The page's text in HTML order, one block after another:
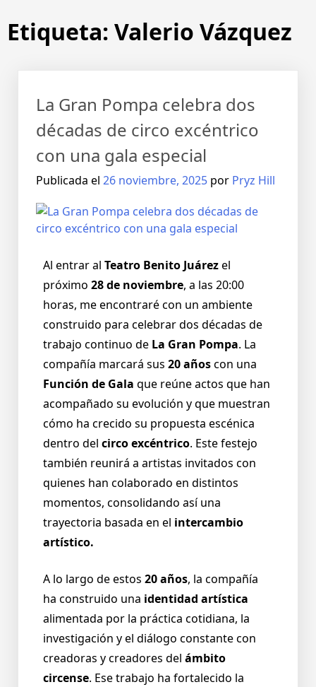
Etiqueta: Valerio Vázquez
La Gran Pompa celebra dos
décadas de circo excéntrico
con una gala especial
Publicada el 26 noviembre, 2025 por Pryz Hill
Al entrar al Teatro Benito Juárezel
próximo 28 de noviembre, a las 20:00
horas, me encontraré con un ambiente
construido para celebrar dos décadas de
trabajo continuo de La Gran Pompa. La
compañía marcará sus 20 añoscon una
Función de Gala que reúne actos que han
acompañado su evolución y que muestran
cómo ha crecido su propuesta escénica
dentro del circo excéntrico. Este festejo
también reunirá a artistas invitados con
quienes han colaborado en distintos
momentos, consolidando así una
trayectoria basada en el intercambio
artístico.
A lo largo de estos 20 años, la compañía
ha construido una identidad artística
alimentada por la práctica cotidiana, la
investigación y el diálogo constante con
creadoras y creadores del ámbito
circense. Ese trabajo ha fortalecido la